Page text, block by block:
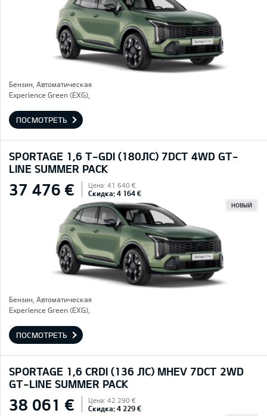
Бензин, Автоматическая
Experience Green (EXG),
ПОСМОТРЕТЬ
SPORTAGE 1,6 T-GDI (180ЛС) 7DCT 4WD GT-
LINE SUMMER PACK
37 476 € Цена: 41 640 €
Скидка: 4 164 €
НОВЫЙ
Бензин, Автоматическая
Experience Green (EXG),
ПОСМОТРЕТЬ
SPORTAGE 1,6 CRDI (136 ЛС) MHEV 7DCT 2WD
GT-LINE SUMMER PACK
38 061 € Цена: 42 290 €
Скидка: 4 229 €